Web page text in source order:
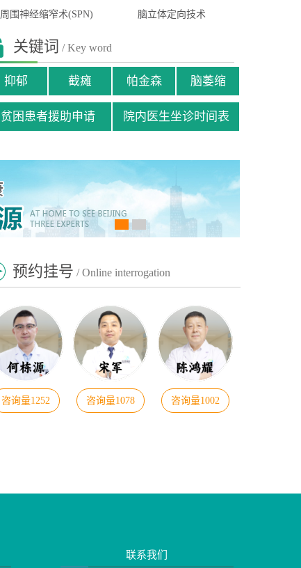
周围神经缩窄术(SPN) 脑立体定向技术
关键词 / Key word
抑郁 截瘫 帕金森 脑萎缩
贫困患者援助申请 院内医生坐诊时间表
预约挂号 / Online interrogation
咨询量1252 咨询量1078 咨询量1002
联系我们